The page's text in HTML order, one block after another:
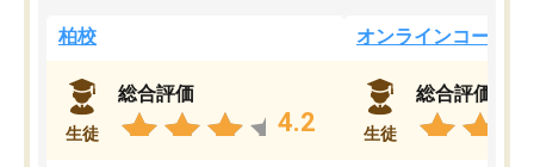
柏校
生徒
総合評価
4.2
オンラインコース
生徒
総合評価